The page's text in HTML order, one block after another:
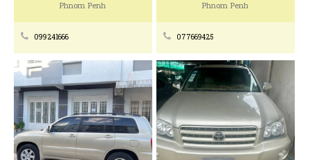
Phnom Penh
099241666
Phnom Penh
077669425